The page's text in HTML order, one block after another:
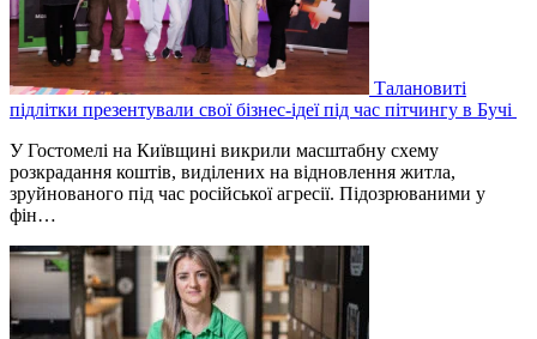
Талановиті
підлітки презентували свої бізнес-ідеї під час пітчингу в Бучі
У Гостомелі на Київщині викрили масштабну схему
розкрадання коштів, виділених на відновлення житла,
зруйнованого під час російської агресії. Підозрюваними у
фін…